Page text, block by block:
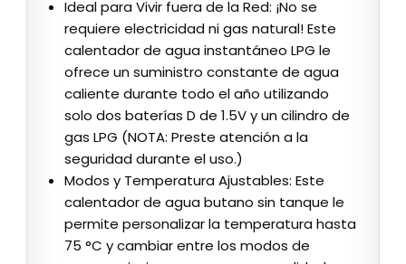
Ideal para Vivir fuera de la Red: ¡No se
requiere electricidad ni gas natural! Este
calentador de agua instantáneo LPG le
ofrece un suministro constante de agua
caliente durante todo el año utilizando
solo dos baterías D de 1.5V y un cilindro de
gas LPG (NOTA: Preste atención a la
seguridad durante el uso.)
Modos y Temperatura Ajustables: Este
calentador de agua butano sin tanque le
permite personalizar la temperatura hasta
75 °C y cambiar entre los modos de